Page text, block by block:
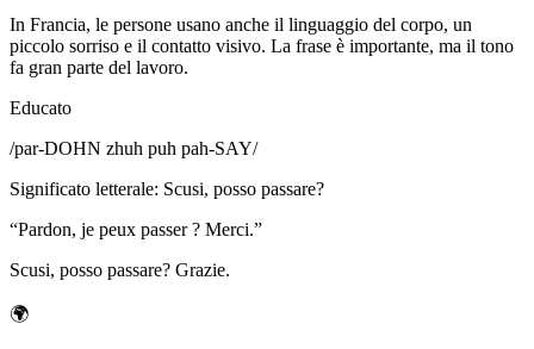
In Francia, le persone usano anche il linguaggio del corpo, un
piccolo sorriso e il contatto visivo. La frase è importante, ma il tono
fa gran parte del lavoro.
Educato
/par-DOHN zhuh puh pah-SAY/
Significato letterale: Scusi, posso passare?
“Pardon, je peux passer ? Merci.”
Scusi, posso passare? Grazie.
🌍